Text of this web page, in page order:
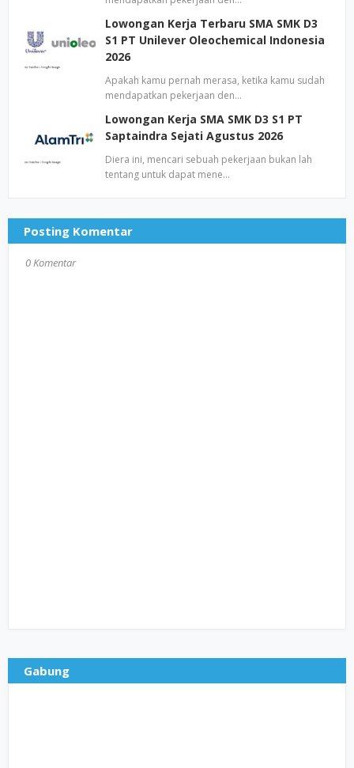
Lowongan Kerja Terbaru SMA SMK D3
S1 PT Unilever Oleochemical Indonesia
2026
Apakah kamu pernah merasa, ketika kamu sudah
mendapatkan pekerjaan den…
Lowongan Kerja SMA SMK D3 S1 PT
Saptaindra Sejati Agustus 2026
Diera ini, mencari sebuah pekerjaan bukan lah
tentang untuk dapat mene…
Posting Komentar
0 Komentar
Gabung